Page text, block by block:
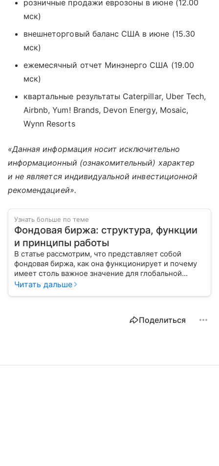
розничные продажи еврозоны в июне (12.00
мск)
внешнеторговый баланс США в июне (15.30
мск)
ежемесячный отчет Минэнерго США (19.00
мск)
квартальные результаты Caterpillar, Uber Tech,
Airbnb, Yum! Brands, Devon Energy, Mosaic,
Wynn Resorts
«Данная информация носит исключительно
информационный (ознакомительный) характер
и не является индивидуальной инвестиционной
рекомендацией».
Узнать больше по теме
Фондовая биржа: структура, функции
и принципы работы
В статье рассмотрим, что представляет собой
фондовая биржа, как она функционирует и почему
имеет столь важное значение для глобальной
экономики.
Читать дальше
Поделиться